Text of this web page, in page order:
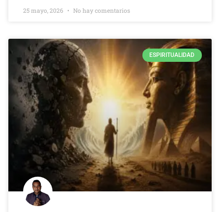
25 mayo, 2026 No hay comentarios
ESPIRITUALIDAD